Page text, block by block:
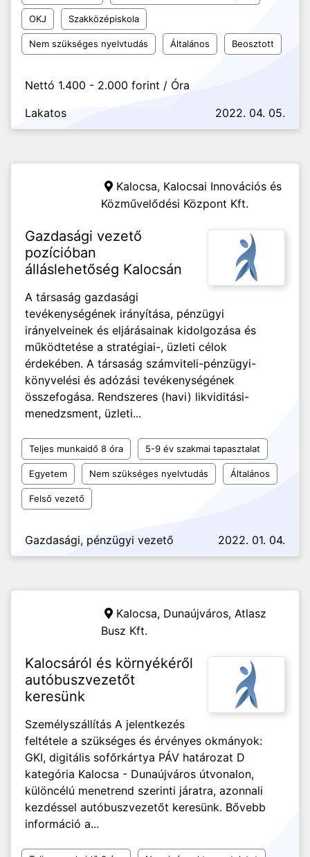
OKJ Szakközépiskola
Nem szükséges nyelvtudás Általános Beosztott
Nettó 1.400 - 2.000 forint / Óra
Lakatos
2022. 04. 05.
Kalocsa, Kalocsai Innovációs és
Közművelődési Központ Kft.
Gazdasági vezető
pozícióban
álláslehetőség Kalocsán
A társaság gazdasági
tevékenységének irányítása, pénzügyi
irányelveinek és eljárásainak kidolgozása és
működtetése a stratégiai-, üzleti célok
érdekében. A társaság számviteli-pénzügyi-
könyvelési és adózási tevékenységének
összefogása. Rendszeres (havi) likviditási-
menedzsment, üzleti...
Teljes munkaidő 8 óra 5-9 év szakmai tapasztalat
Egyetem Nem szükséges nyelvtudás Általános
Felső vezető
Gazdasági, pénzügyi vezető 2022. 01. 04.
Kalocsa, Dunaújváros, Atlasz
Busz Kft.
Kalocsáról és környékéről
autóbuszvezetőt
keresünk
Személyszállítás A jelentkezés
feltétele a szükséges és érvényes okmányok:
GKI, digitális sofőrkártya PÁV határozat D
kategória Kalocsa - Dunaújváros útvonalon,
különcélú menetrend szerinti járatra, azonnali
kezdéssel autóbuszvezetőt keresünk. Bővebb
információ a...